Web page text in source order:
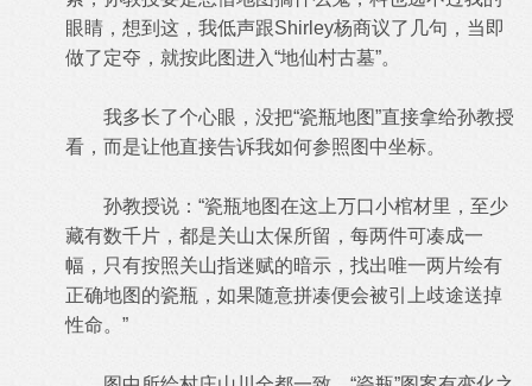
眼睛，想到这，我低声跟Shirley杨商议了几句，当即
做了定夺，就按此图进入“地仙村古墓”。
我多长了个心眼，没把“瓷瓶地图”直接拿给孙教授
看，而是让他直接告诉我如何参照图中坐标。
孙教授说：“瓷瓶地图在这上万口小棺材里，至少
藏有数千片，都是关山太保所留，每两件可凑成一
幅，只有按照关山指迷赋的暗示，找出唯一两片绘有
正确地图的瓷瓶，如果随意拼凑便会被引上歧途送掉
性命。”